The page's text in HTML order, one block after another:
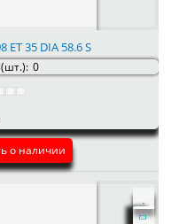
ET 35 DIA 58.6 S
0
о наличии